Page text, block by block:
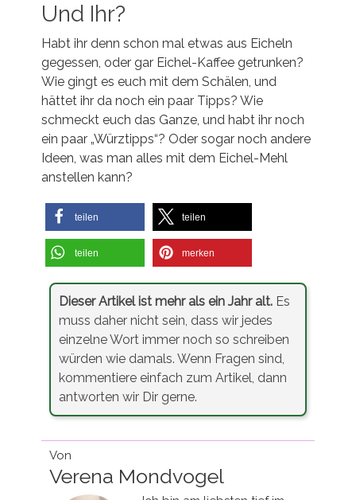
Und Ihr?
Habt ihr denn schon mal etwas aus Eicheln
gegessen, oder gar Eichel-Kaffee getrunken?
Wie gingt es euch mit dem Schälen, und
hättet ihr da noch ein paar Tipps? Wie
schmeckt euch das Ganze, und habt ihr noch
ein paar „Würztipps“? Oder sogar noch andere
Ideen, was man alles mit dem Eichel-Mehl
anstellen kann?
teilen teilen
teilen merken
Dieser Artikel ist mehr als ein Jahr alt. Es
muss daher nicht sein, dass wir jedes
einzelne Wort immer noch so schreiben
würden wie damals. Wenn Fragen sind,
kommentiere einfach zum Artikel, dann
antworten wir Dir gerne.
Von
Verena Mondvogel